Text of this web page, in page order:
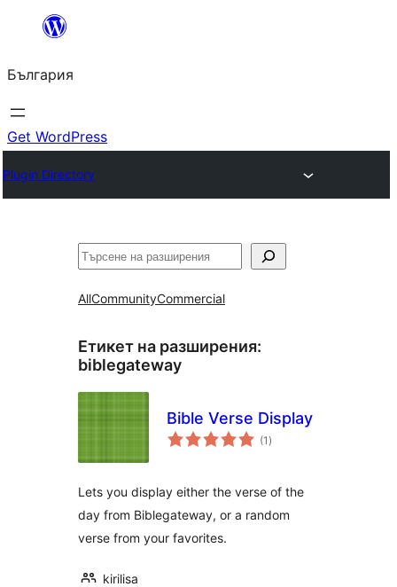
България
Get WordPress
Plugin Directory
Търсене
AllCommunityCommercial
Етикет на разширения:
biblegateway
Bible Verse Display
(1 общо
оценки
)
Lets you display either the verse of the
day from Biblegateway, or a random
verse from your favorites.
kirilisa